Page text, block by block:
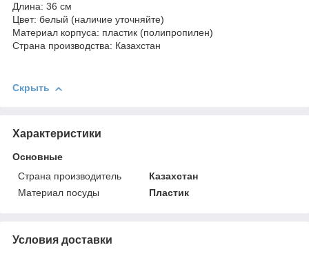
Длина: 36 см
Цвет: белый (наличие уточняйте)
Материал корпуса: пластик (полипропилен)
Страна производства: Казахстан
Скрыть
Характеристики
Основные
Страна производитель
Казахстан
Материал посуды
Пластик
Условия доставки